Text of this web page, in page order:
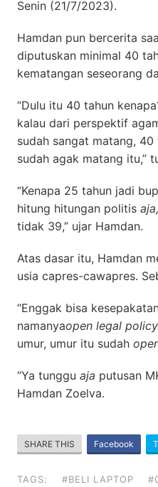
Senin (21/7/2023).
Hamdan pun bercerita
diputuskan minimal 40
kematangan seseorang
“Dulu itu 40 tahun
kalau dari perspektif
sudah sangat matang,
sudah agak matang itu,”
“Kenapa 25 tahun jadi
hitung hitungan politis aja,
tidak 39,” ujar Hamdan.
Atas dasar itu, Hamdan
usia capres-cawapres.
“Enggak bisa
namanyaopen legal
umur, umur itu sudah
“Ya tunggu aja putusan
Hamdan Zoelva.
SHARE THIS Facebook
TAGS: #BELI LAPTOP